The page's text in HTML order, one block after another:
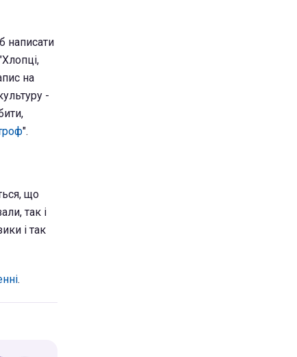
написати
на
-
".
що
так і
і так
.